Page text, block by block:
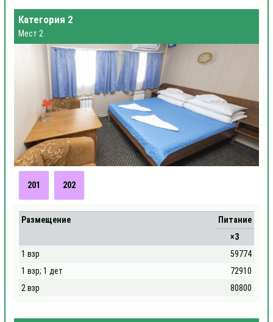
Категория 2
Мест 2
201 202
Размещение
Питание
×3
1 взр
59774
1 взр; 1 дет
72910
2 взр
80800